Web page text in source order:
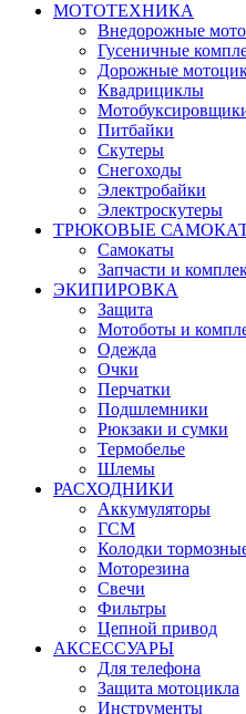
МОТОТЕХНИКА
Внедорожные
Гусеничные
Дорожные
Квадрициклы
Питбайки
Скутеры
Снегоходы
Электробайки
Электроскутеры
ТРЮКОВЫЕ
Самокаты
Запчасти и
ЭКИПИРОВКА
Защита
Мотоботы и
Одежда
Очки
Перчатки
Подшлемники
Рюкзаки и сумки
Термобелье
Шлемы
РАСХОДНИКИ
Аккумуляторы
ГСМ
Колодки
Моторезина
Свечи
Фильтры
Цепной привод
АКСЕССУАРЫ
Для телефона
Защита мотоцикла
Инструменты